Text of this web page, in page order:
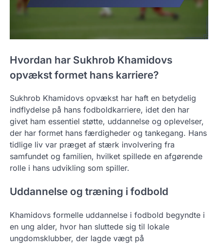
Hvordan har Sukhrob Khamidovs
opvækst formet hans karriere?
Sukhrob Khamidovs opvækst har haft en betydelig
indflydelse på hans fodboldkarriere, idet den har
givet ham essentiel støtte, uddannelse og oplevelser,
der har formet hans færdigheder og tankegang. Hans
tidlige liv var præget af stærk involvering fra
samfundet og familien, hvilket spillede en afgørende
rolle i hans udvikling som spiller.
Uddannelse og træning i fodbold
Khamidovs formelle uddannelse i fodbold begyndte i
en ung alder, hvor han sluttede sig til lokale
ungdomsklubber, der lagde vægt på